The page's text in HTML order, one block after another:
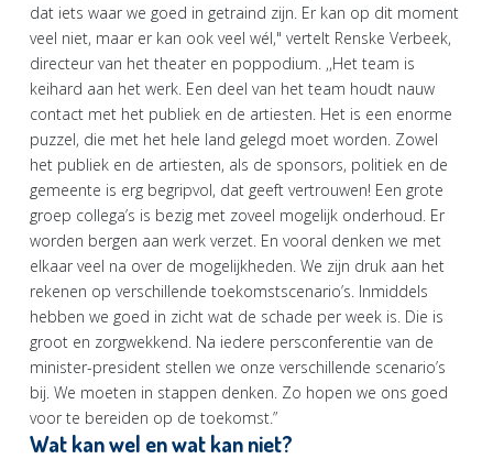
dat iets waar we goed in getraind zijn. Er kan op dit moment
veel niet, maar er kan ook veel wél," vertelt Renske Verbeek,
directeur van het theater en poppodium. ,,Het team is
keihard aan het werk. Een deel van het team houdt nauw
contact met het publiek en de artiesten. Het is een enorme
puzzel, die met het hele land gelegd moet worden. Zowel
het publiek en de artiesten, als de sponsors, politiek en de
gemeente is erg begripvol, dat geeft vertrouwen! Een grote
groep collega’s is bezig met zoveel mogelijk onderhoud. Er
worden bergen aan werk verzet. En vooral denken we met
elkaar veel na over de mogelijkheden. We zijn druk aan het
rekenen op verschillende toekomstscenario’s. Inmiddels
hebben we goed in zicht wat de schade per week is. Die is
groot en zorgwekkend. Na iedere persconferentie van de
minister-president stellen we onze verschillende scenario’s
bij. We moeten in stappen denken. Zo hopen we ons goed
voor te bereiden op de toekomst.”
Wat kan wel en wat kan niet?